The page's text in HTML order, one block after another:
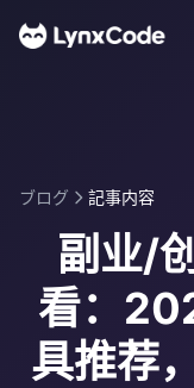
ブログ 記事内容
副业/
看：
具推荐